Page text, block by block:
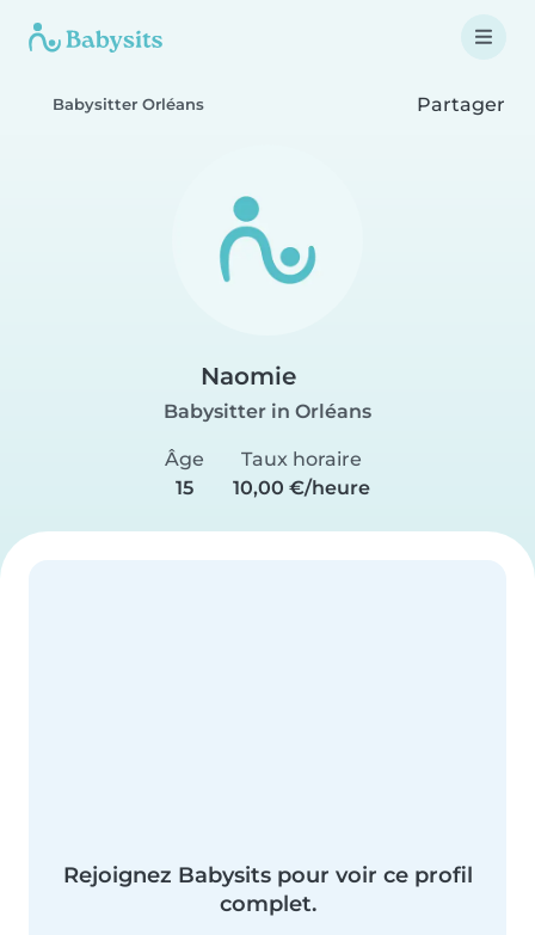
Babysitter Orléans Partager
Naomie
Babysitter in Orléans
Âge
15
Taux horaire
10,00 €/heure
Rejoignez Babysits pour voir ce profil
complet.